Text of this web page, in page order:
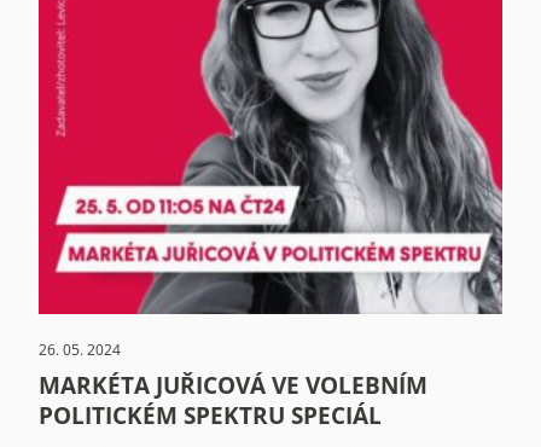
26. 05. 2024
MARKÉTA JUŘICOVÁ VE VOLEBNÍM
POLITICKÉM SPEKTRU SPECIÁL